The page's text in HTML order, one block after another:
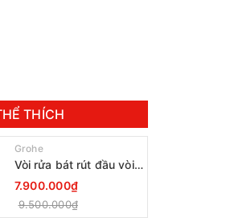
THÍCH
Grohe
Vòi rửa bát rút đầu vòi
Grohe Minta 30274000
7.900.000₫
9.500.000₫